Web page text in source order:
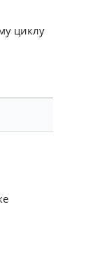
циклу